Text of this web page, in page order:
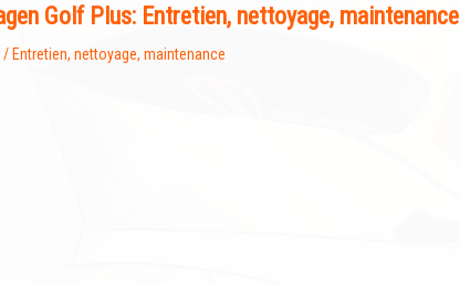
Golf Plus: Entretien, nettoyage, maintenance
/ Entretien, nettoyage, maintenance